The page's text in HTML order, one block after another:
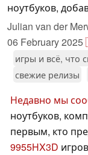
ноутбуков,
Julian van der
06 February 2025
игры и всё, что
свежие релизы
Недавно мы
ноутбуков,
первым, кто
9955HX3D